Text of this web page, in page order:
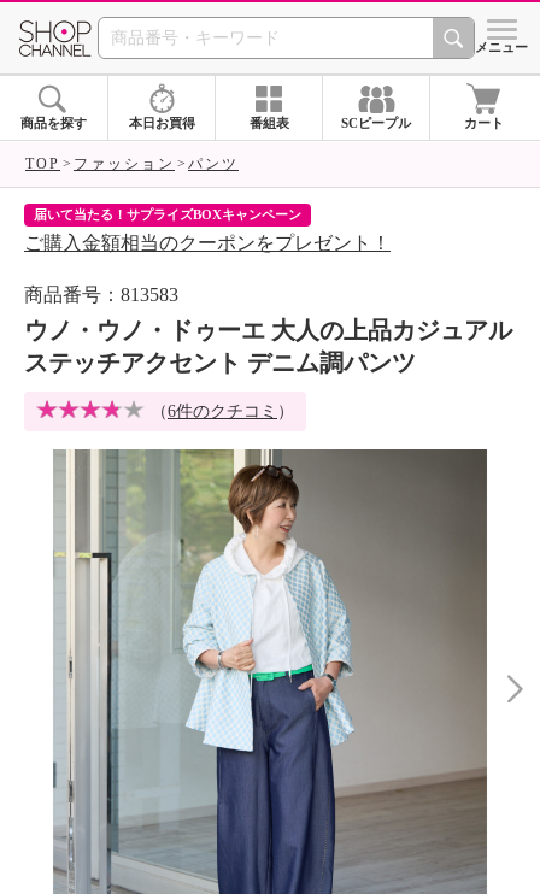
SHOP CHANNEL シメニュー
商品を探す 本日お買得 番組表 SCピープル カート
TOP ファッション パンツ
届いて当たる！サプライズBOXキャンペーン
ご購入金額相当のクーポンをプレゼント！
商品番号：813583
ウノ・ウノ・ドゥーエ 大人の上品カジュアル
ステッチアクセント デニム調パンツ
（6件のクチコミ ）